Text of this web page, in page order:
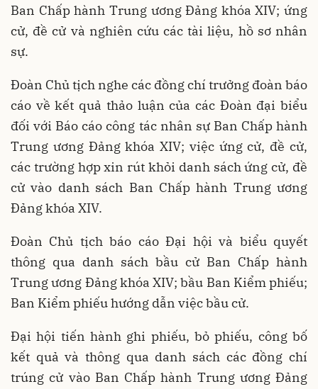
Ban Chấp hành Trung ương Đảng khóa XIV; ứng
cử, đề cử và nghiên cứu các tài liệu, hồ sơ nhân
sự.
Đoàn Chủ tịch nghe các đồng chí trưởng đoàn báo
cáo về kết quả thảo luận của các Đoàn đại biểu
đối với Báo cáo công tác nhân sự Ban Chấp hành
Trung ương Đảng khóa XIV; việc ứng cử, đề cử,
các trường hợp xin rút khỏi danh sách ứng cử, đề
cử vào danh sách Ban Chấp hành Trung ương
Đảng khóa XIV.
Đoàn Chủ tịch báo cáo Đại hội và biểu quyết
thông qua danh sách bầu cử Ban Chấp hành
Trung ương Đảng khóa XIV; bầu Ban Kiểm phiếu;
Ban Kiểm phiếu hướng dẫn việc bầu cử.
Đại hội tiến hành ghi phiếu, bỏ phiếu, công bố
kết quả và thông qua danh sách các đồng chí
trúng cử vào Ban Chấp hành Trung ương Đảng